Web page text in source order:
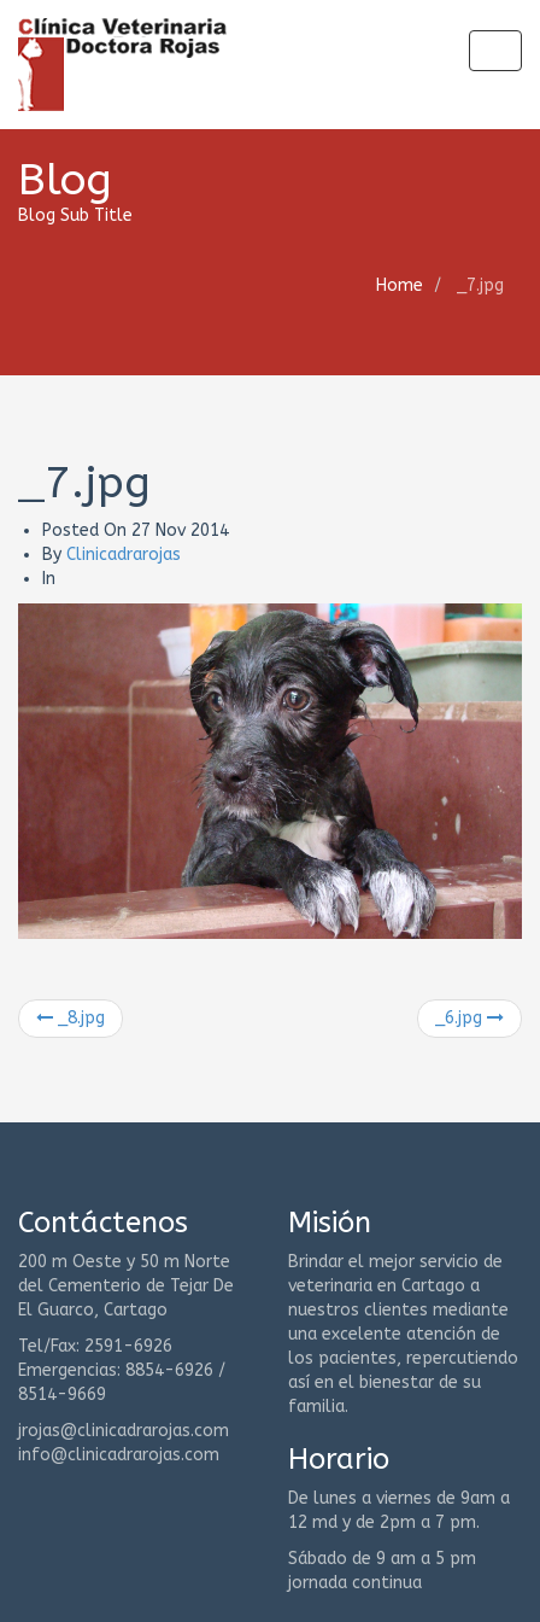
Blog
Blog Sub Title
Home _7.jpg
_7.jpg
Posted On 27 Nov 2014
By Clinicadrarojas
In
_8.jpg _6.jpg
Contáctenos
200 m Oeste y 50 m Norte
del Cementerio de Tejar De
El Guarco, Cartago
Tel/Fax: 2591-6926
Emergencias: 8854-6926 /
8514-9669
jrojas@clinicadrarojas.com
info@clinicadrarojas.com
Misión
Brindar el mejor servicio de
veterinaria en Cartago a
nuestros clientes mediante
una excelente atención de
los pacientes, repercutiendo
así en el bienestar de su
familia.
Horario
De lunes a viernes de 9am a
12 md y de 2pm a 7 pm.
Sábado de 9 am a 5 pm
jornada continua